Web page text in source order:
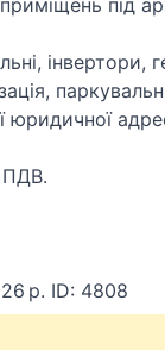
під
інвертори,
юридичної
ПДВ.
р. ID: 4808